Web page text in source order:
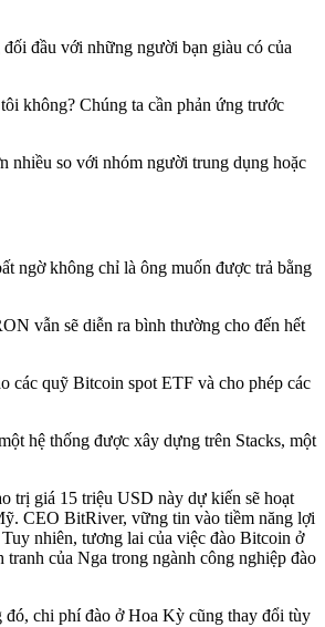
đầu với những người bạn giàu có của
không? Chúng ta cần phản ứng trước
nhiều so với nhóm người trung dụng hoặc
ngờ không chỉ là ông muốn được trả bằng
vẫn sẽ diễn ra bình thường cho đến hết
các quỹ Bitcoin spot ETF và cho phép các
hệ thống được xây dựng trên Stacks, một
trị giá 15 triệu USD này dự kiến sẽ hoạt
CEO BitRiver, vững tin vào tiềm năng lợi
nhiên, tương lai của việc đào Bitcoin ở
của Nga trong ngành công nghiệp đào
đó, chi phí đào ở Hoa Kỳ cũng thay đổi tùy